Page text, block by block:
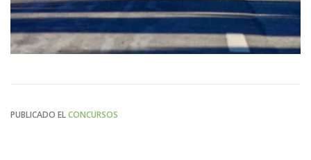
PUBLICADO ELCONCURSOS